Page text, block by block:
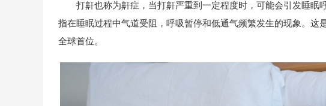
打鼾也称为鼾症，当打鼾严重到一定程度时，可能会引发睡眠
指在睡眠过程中气道受阻，呼吸暂停和低通气频繁发生的现象。
全球首位。